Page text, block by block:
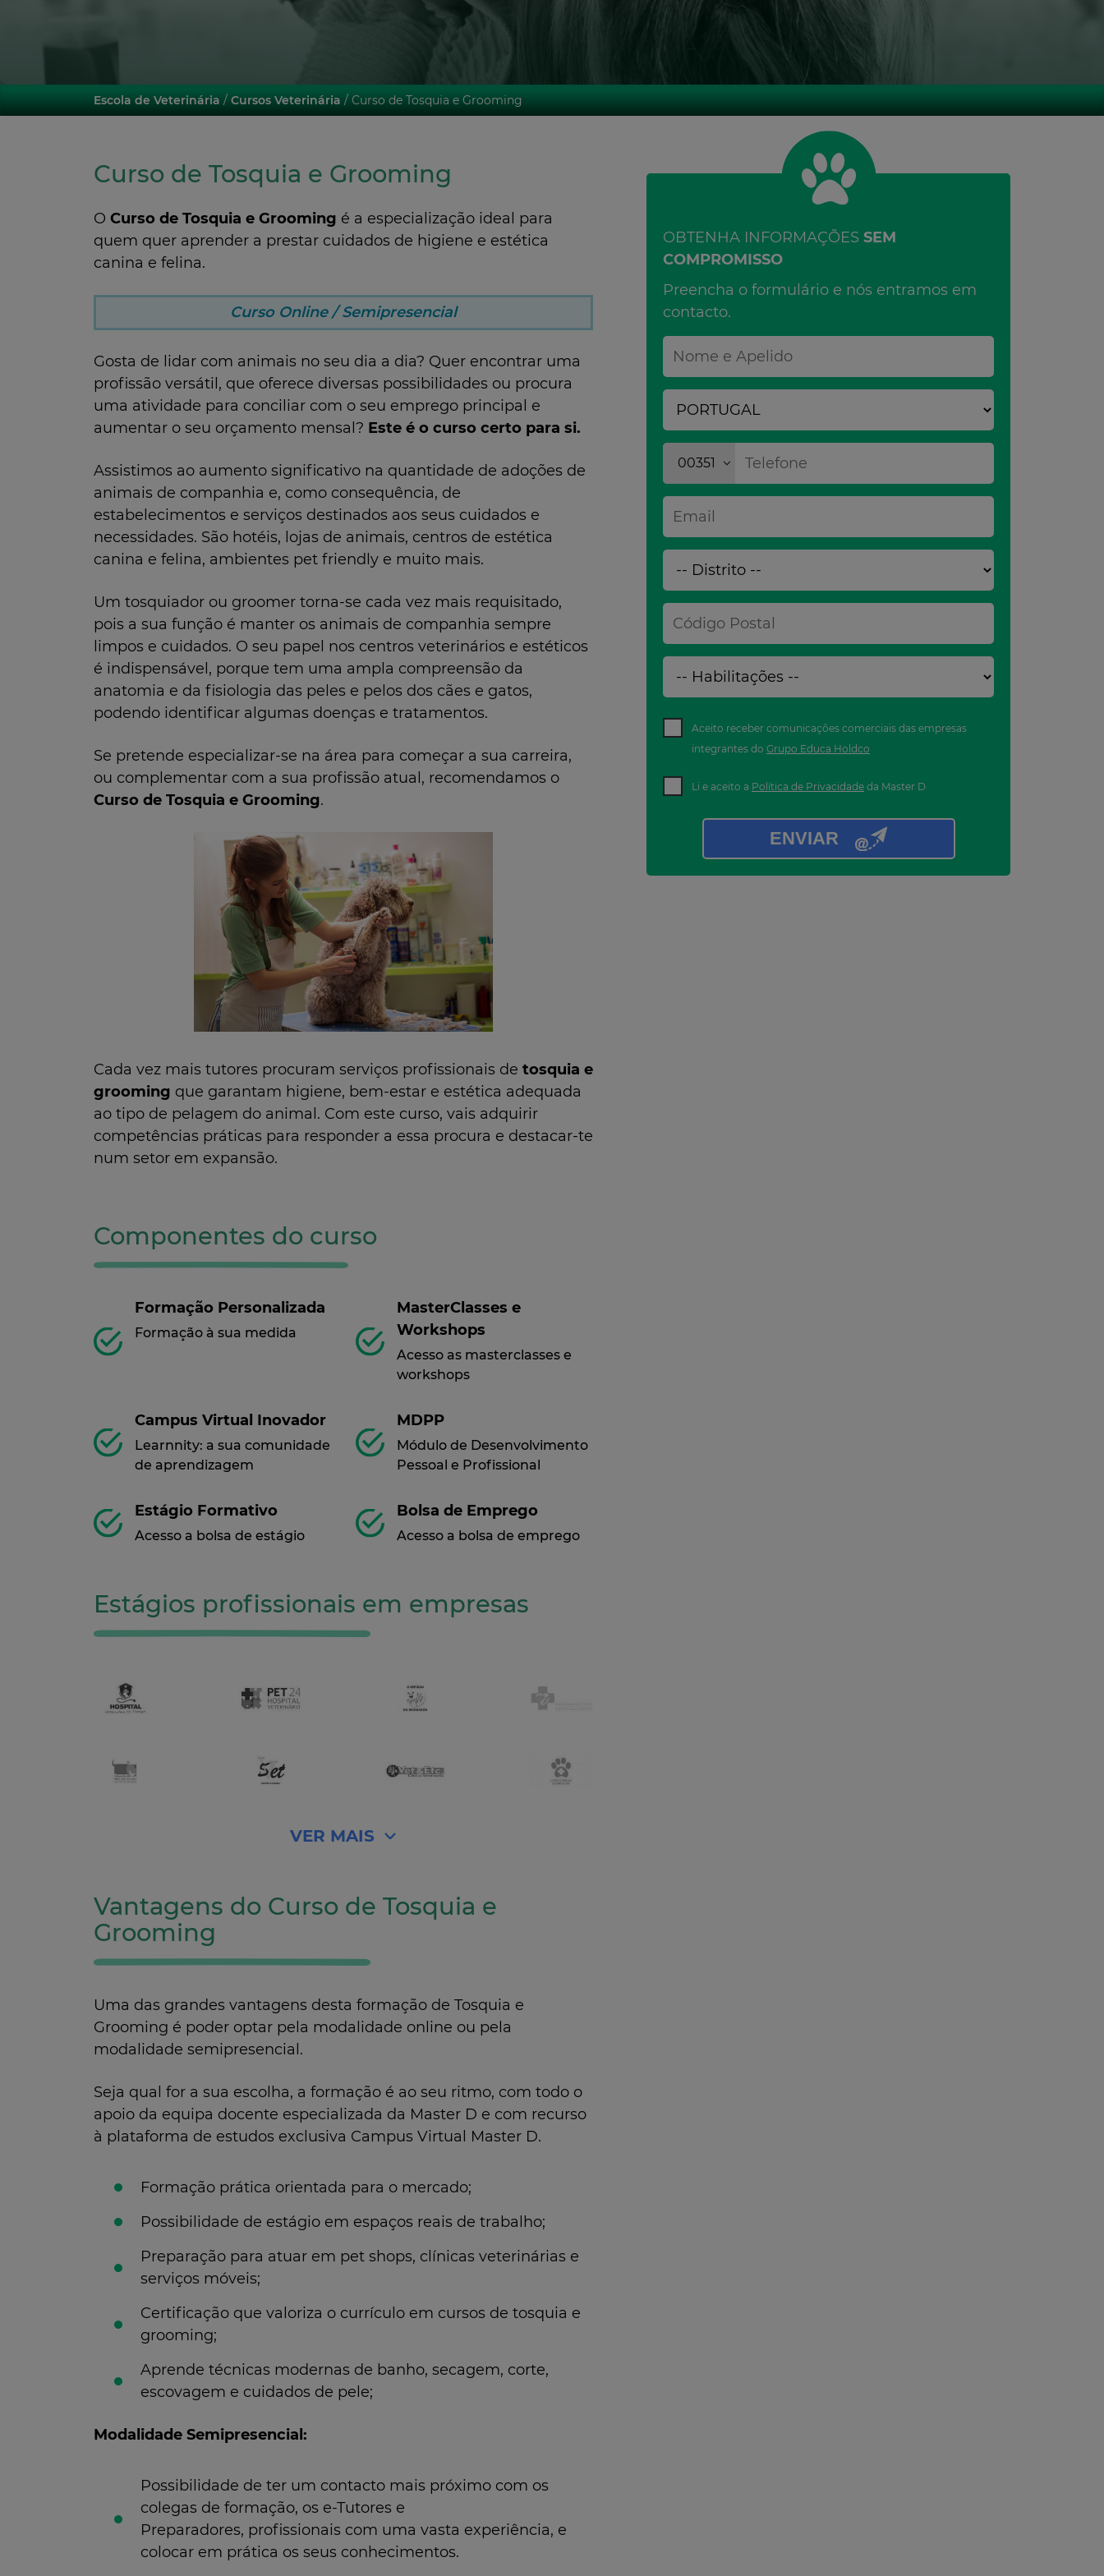
Escola de Veterinária / Cursos Veterinária / Curso de Tosquia e Grooming
Curso de Tosquia e Grooming
O Curso de Tosquia e Grooming é a especialização ideal para
quem quer aprender a prestar cuidados de higiene e estética
canina e felina.
Curso Online / Semipresencial
Gosta de lidar com animais no seu dia a dia? Quer encontrar uma
profissão versátil, que oferece diversas possibilidades ou procura
uma atividade para conciliar com o seu emprego principal e
aumentar o seu orçamento mensal? Este é o curso certo para si.
Assistimos ao aumento significativo na quantidade de adoções de
animais de companhia e, como consequência, de
estabelecimentos e serviços destinados aos seus cuidados e
necessidades. São hotéis, lojas de animais, centros de estética
canina e felina, ambientes pet friendly e muito mais.
Um tosquiador ou groomer torna-se cada vez mais requisitado,
pois a sua função é manter os animais de companhia sempre
limpos e cuidados. O seu papel nos centros veterinários e estéticos
é indispensável, porque tem uma ampla compreensão da
anatomia e da fisiologia das peles e pelos dos cães e gatos,
podendo identificar algumas doenças e tratamentos.
Se pretende especializar-se na área para começar a sua carreira,
ou complementar com a sua profissão atual, recomendamos o
Curso de Tosquia e Grooming.
Cada vez mais tutores procuram serviços profissionais de tosquia e
grooming que garantam higiene, bem-estar e estética adequada
ao tipo de pelagem do animal. Com este curso, vais adquirir
competências práticas para responder a essa procura e destacar-te
num setor em expansão.
Componentes do curso
Formação Personalizada
Formação à sua medida
MasterClasses e
Workshops
Acesso as masterclasses e
workshops
Campus Virtual Inovador
Learnnity: a sua comunidade
de aprendizagem
MDPP
Módulo de Desenvolvimento
Pessoal e Profissional
Estágio Formativo
Acesso a bolsa de estágio
Bolsa de Emprego
Acesso a bolsa de emprego
Estágios profissionais em empresas
VER MAIS
Vantagens do Curso de Tosquia e
Grooming
Uma das grandes vantagens desta formação de Tosquia e
Grooming é poder optar pela modalidade online ou pela
modalidade semipresencial.
Seja qual for a sua escolha, a formação é ao seu ritmo, com todo o
apoio da equipa docente especializada da Master D e com recurso
à plataforma de estudos exclusiva Campus Virtual Master D.
Formação prática orientada para o mercado;
Possibilidade de estágio em espaços reais de trabalho;
Preparação para atuar em pet shops, clínicas veterinárias e
serviços móveis;
Certificação que valoriza o currículo em cursos de tosquia e
grooming;
Aprende técnicas modernas de banho, secagem, corte,
escovagem e cuidados de pele;
Modalidade Semipresencial:
Possibilidade de ter um contacto mais próximo com os
colegas de formação, os e-Tutores e
Preparadores, profissionais com uma vasta experiência, e
colocar em prática os seus conhecimentos.
OBTENHA INFORMAÇÕES SEM
COMPROMISSO
Preencha o formulário e nós entramos em
contacto.
00351
Aceito receber comunicações comerciais das empresas
integrantes do Grupo Educa Holdco
Li e aceito a Política de Privacidade da Master D
ENVIAR